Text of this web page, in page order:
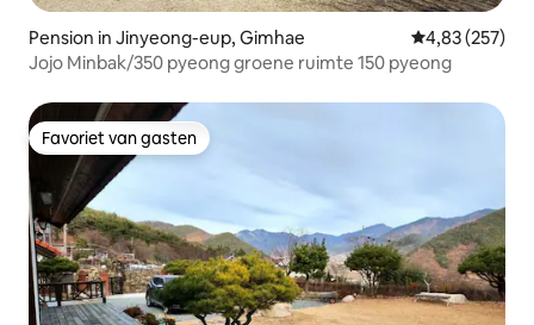
Pension in Jinyeong-eup, Gimhae Gemiddelde
4,83 (257)
Jojo Minbak/350 pyeong groene ruimte 150 pyeong
Favoriet van gasten
Favoriet van gasten